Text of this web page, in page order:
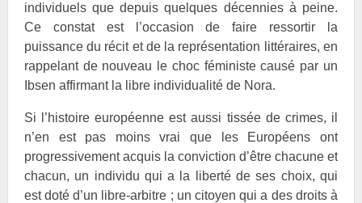
individuels que depuis quelques décennies à peine.
Ce constat est l’occasion de faire ressortir la
puissance du récit et de la représentation littéraires, en
rappelant de nouveau le choc féministe causé par un
Ibsen affirmant la libre individualité de Nora.
Si l’histoire européenne est aussi tissée de crimes, il
n’en est pas moins vrai que les Européens ont
progressivement acquis la conviction d’être chacune et
chacun, un individu qui a la liberté de ses choix, qui
est doté d’un libre-arbitre ; un citoyen qui a des droits à